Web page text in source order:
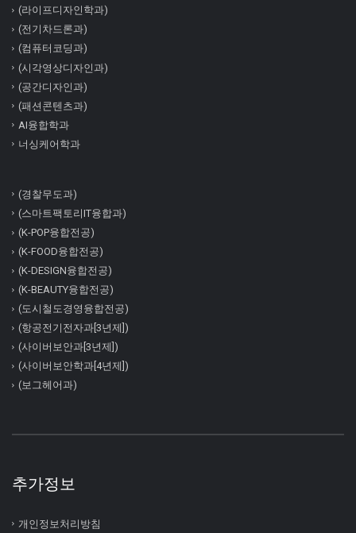
(라이프디자인학과)
(전기차드론과)
(컴퓨터코딩과)
(시각영상디자인과)
(공간디자인과)
(패션콘텐츠과)
AI융합학과
너싱케어학과
(경찰무도과)
(스마트팩토리IT융합과)
(K-POP융합전공)
(K-FOOD융합전공)
(K-DESIGN융합전공)
(K-BEAUTY융합전공)
(도시철도경영융합전공)
(항공전기전자과[3년제])
(사이버보안과[3년제])
(사이버보안학과[4년제])
(보그헤어과)
추가정보
개인정보처리방침